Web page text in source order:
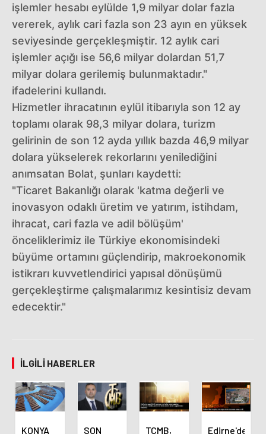
işlemler hesabı eylülde 1,9 milyar dolar fazla
vererek, aylık cari fazla son 23 ayın en yüksek
seviyesinde gerçekleşmiştir. 12 aylık cari
işlemler açığı ise 56,6 milyar dolardan 51,7
milyar dolara gerilemiş bulunmaktadır."
ifadelerini kullandı.
Hizmetler ihracatının eylül itibarıyla son 12 ay
toplamı olarak 98,3 milyar dolara, turizm
gelirinin de son 12 ayda yıllık bazda 46,9 milyar
dolara yükselerek rekorlarını yenilediğini
anımsatan Bolat, şunları kaydetti:
"Ticaret Bakanlığı olarak 'katma değerli ve
inovasyon odaklı üretim ve yatırım, istihdam,
ihracat, cari fazla ve adil bölüşüm'
önceliklerimiz ile Türkiye ekonomisindeki
büyüme ortamını güçlendirip, makroekonomik
istikrarı kuvvetlendirici yapısal dönüşümü
gerçekleştirme çalışmalarımız kesintisiz devam
edecektir."
İLGILI HABERLER
KONYA SON TCMB, Edirne'de